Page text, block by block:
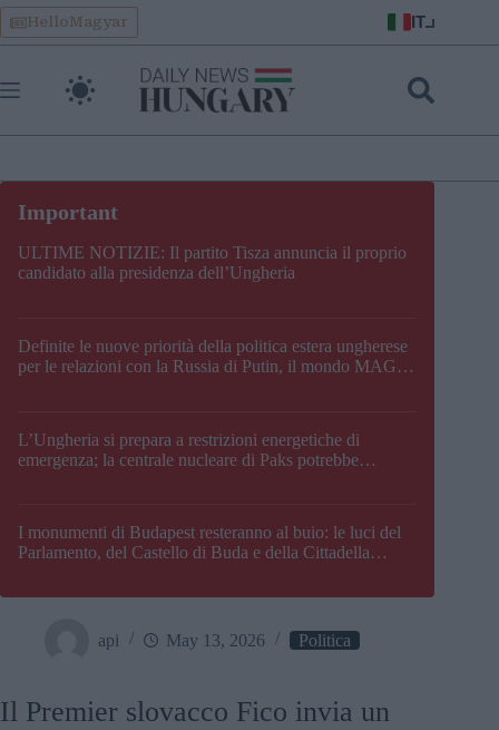
Skip
to
content
HelloMagyar IT
ULTIME NOTIZIE: Il partito Tisza annuncia il proprio
candidato alla presidenza dell’Ungheria
Definite le nuove priorità della politica estera ungherese
per le relazioni con la Russia di Putin, il mondo MAGA,
L’Ungheria si prepara a restrizioni energetiche di
emergenza; la centrale nucleare di Paks potrebbe
I monumenti di Budapest resteranno al buio: le luci del
Parlamento, del Castello di Buda e della Cittadella
api May 13, 2026 Politica
Il Premier slovacco Fico invia un